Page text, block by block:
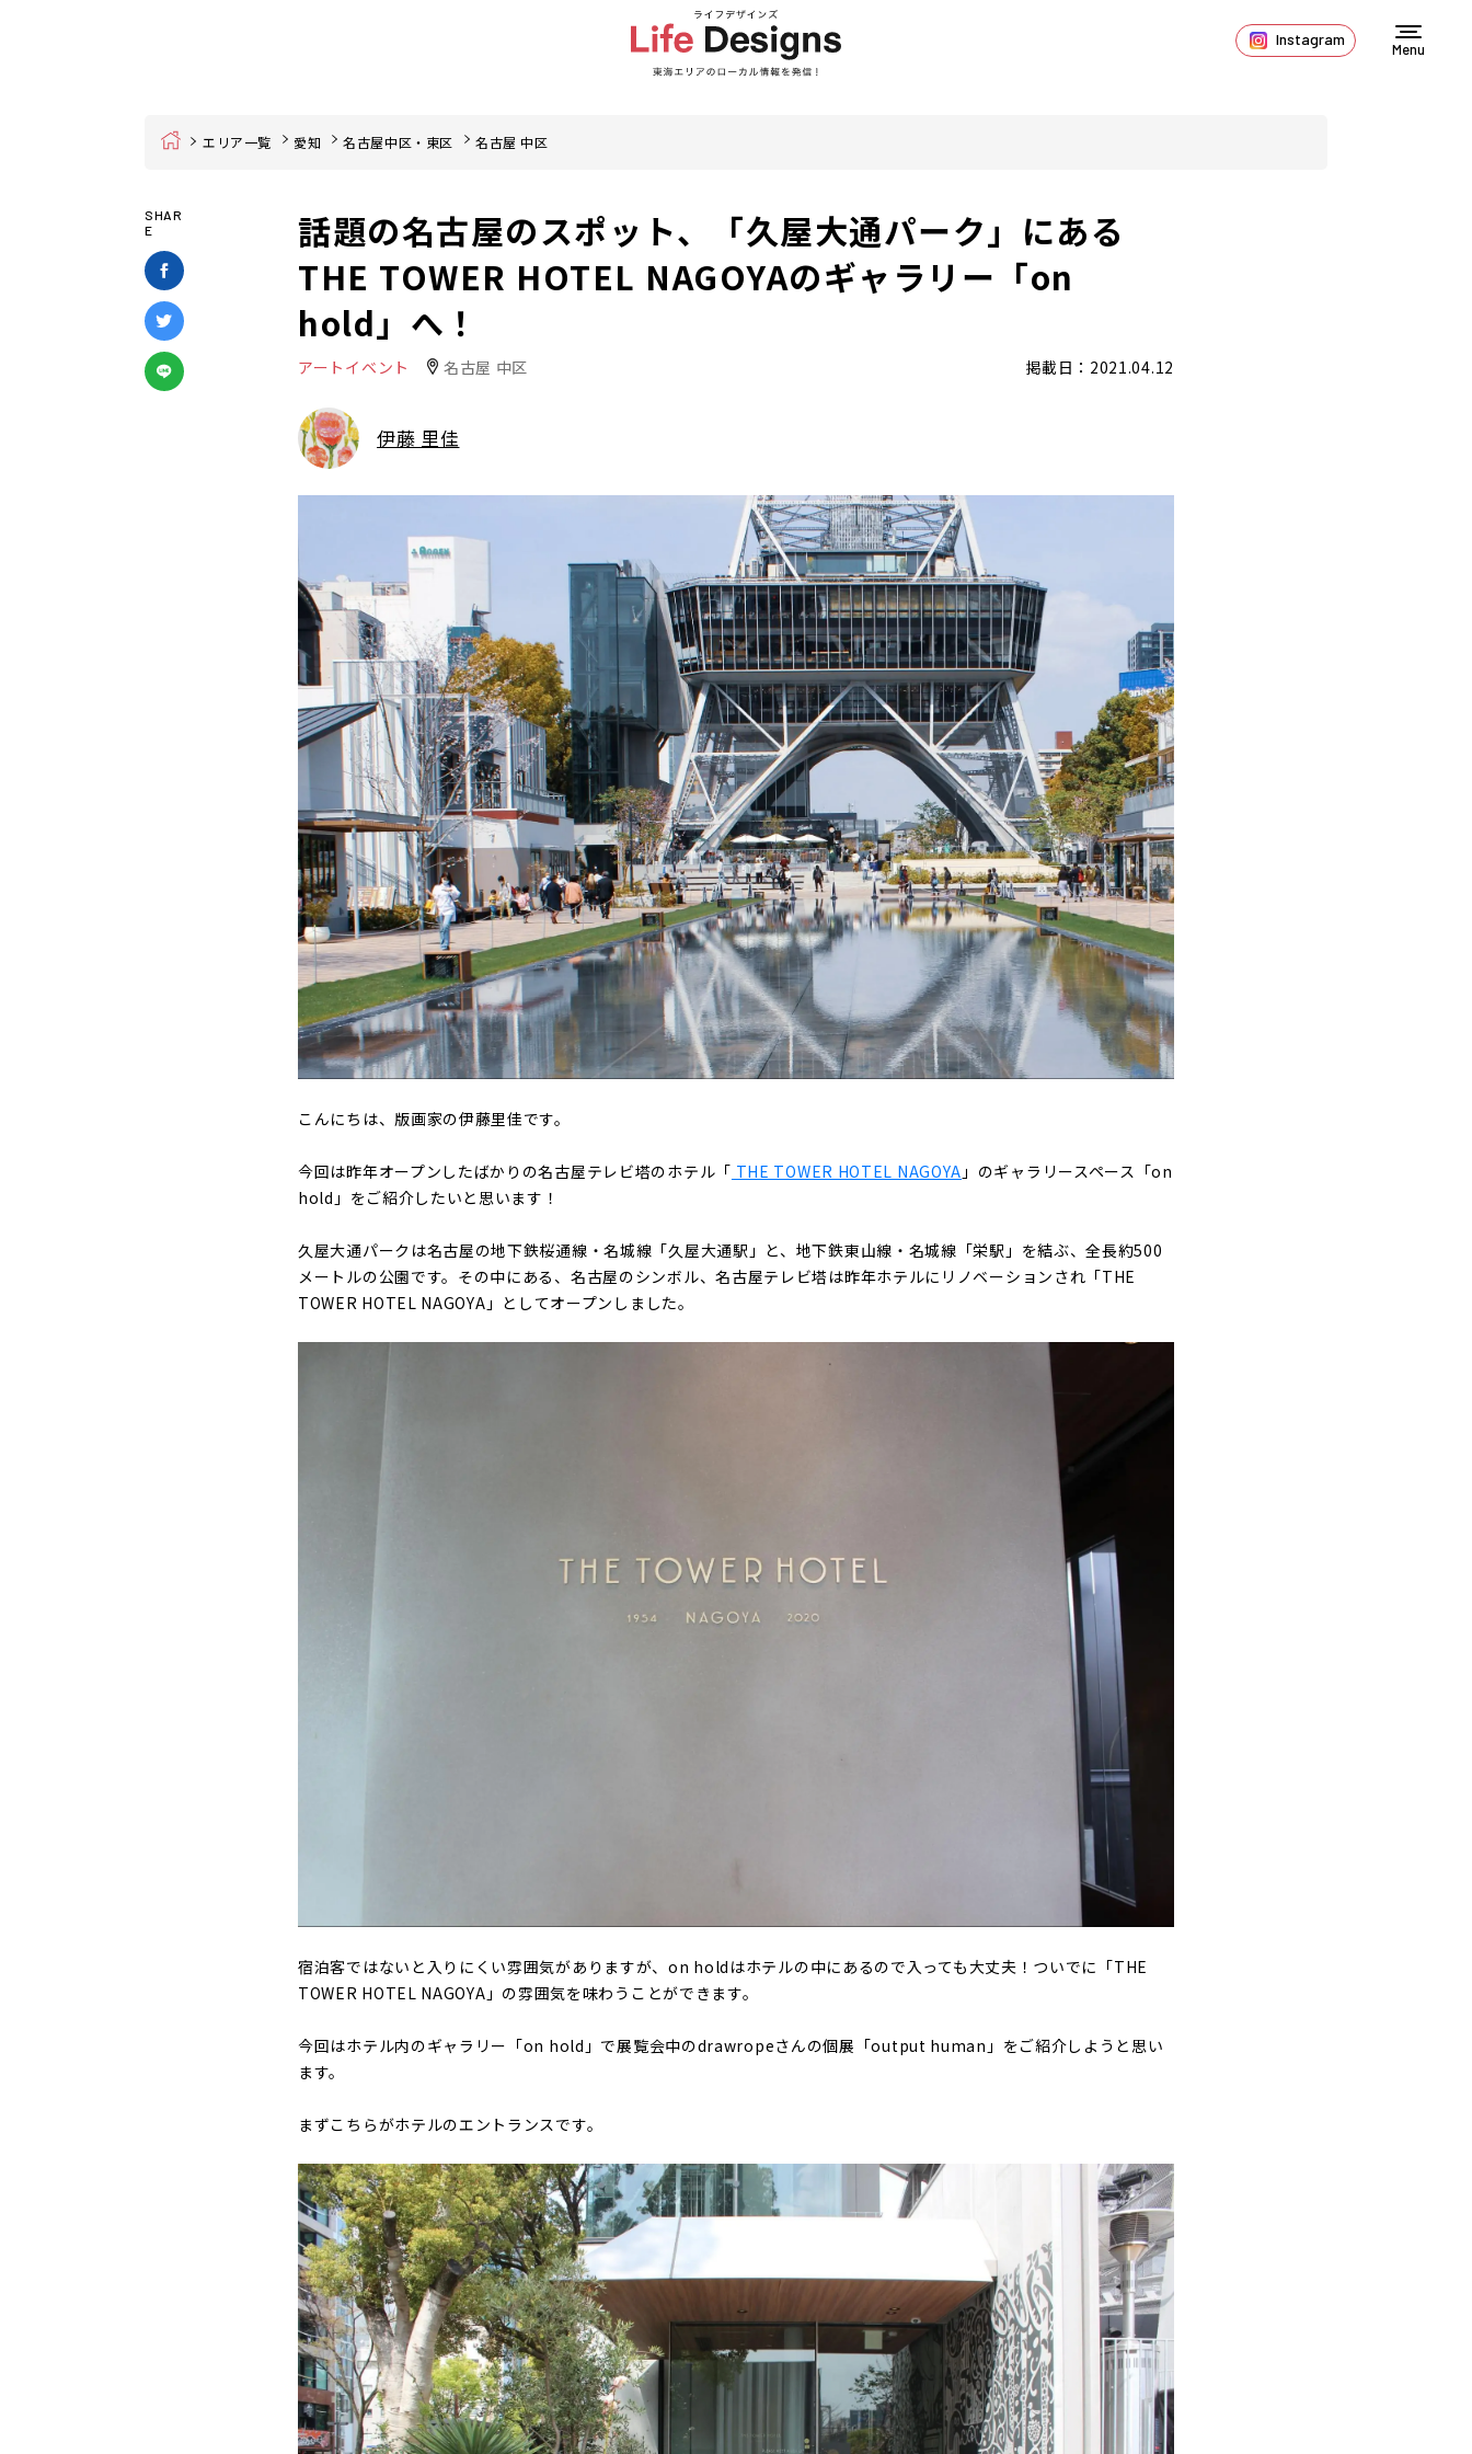
Instagram
Menu
Home エリア一覧 愛知 名古屋中区・東区 名古屋 中区
SHAR
E
話題の名古屋のスポット、「久屋大通パーク」にある
THE TOWER HOTEL NAGOYAのギャラリー「on
hold」へ！
アートイベント 名古屋 中区 掲載日：2021.04.12
伊藤 里佳
こんにちは、版画家の伊藤里佳です。
今回は昨年オープンしたばかりの名古屋テレビ塔のホテル「 THE TOWER HOTEL NAGOYA 」のギャラリースペース「on
hold」をご紹介したいと思います！
久屋大通パークは名古屋の地下鉄桜通線・名城線「久屋大通駅」と、地下鉄東山線・名城線「栄駅」を結ぶ、全長約500
メートルの公園です。その中にある、名古屋のシンボル、名古屋テレビ塔は昨年ホテルにリノベーションされ「THE
TOWER HOTEL NAGOYA」としてオープンしました。
宿泊客ではないと入りにくい雰囲気がありますが、on holdはホテルの中にあるので入っても大丈夫！ついでに「THE
TOWER HOTEL NAGOYA」の雰囲気を味わうことができます。
今回はホテル内のギャラリー「on hold」で展覧会中のdrawropeさんの個展「output human」をご紹介しようと思い
ます。
まずこちらがホテルのエントランスです。